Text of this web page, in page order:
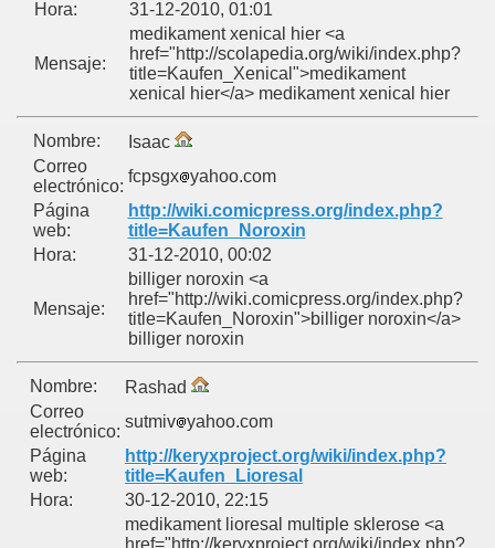
Hora:
31-12-2010, 01:01
Mensaje:
medikament xenical hier <a
href="http://scolapedia.org/wiki/index.php?
title=Kaufen_Xenical">medikament
xenical hier</a> medikament xenical hier
Nombre:
Isaac
Correo
electrónico:
fcpsgx
yahoo.com
Página
web:
http://wiki.comicpress.org/index.php?
title=Kaufen_Noroxin
Hora:
31-12-2010, 00:02
Mensaje:
billiger noroxin <a
href="http://wiki.comicpress.org/index.php?
title=Kaufen_Noroxin">billiger noroxin</a>
billiger noroxin
Nombre:
Rashad
Correo
electrónico:
sutmiv yahoo.com
Página
web:
http://keryxproject.org/wiki/index.php?
title=Kaufen_Lioresal
Hora:
30-12-2010, 22:15
medikament lioresal multiple sklerose <a